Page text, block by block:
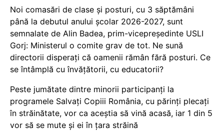
Noi comasări de clase și posturi, cu 3 săptămâni
până la debutul anului școlar 2026-2027, sunt
semnalate de Alin Badea, prim-vicepreședinte USLI
Gorj: Ministerul o comite grav de tot. Ne sună
directorii disperați că oamenii rămân fără posturi. Ce
se întâmplă cu învățătorii, cu educatorii?
Peste jumătate dintre minorii participanți la
programele Salvați Copiii România, cu părinți plecați
în străinătate, vor ca aceștia să vină acasă, iar 1 din 5
vor să se mute și ei în țara străină